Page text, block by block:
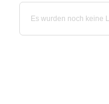
Es wurden noch keine